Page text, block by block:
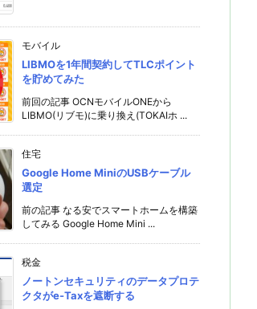
モバイル
LIBMOを1年間契約してTLCポイント
を貯めてみた
前回の記事 OCNモバイルONEから
LIBMO(リブモ)に乗り換え(TOKAIホ ...
住宅
Google Home MiniのUSBケーブル
選定
前の記事 なる安でスマートホームを構築
してみる Google Home Mini ...
税金
ノートンセキュリティのデータプロテ
クタがe-Taxを遮断する